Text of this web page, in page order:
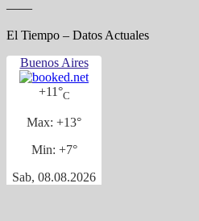
——
El Tiempo – Datos Actuales
Buenos Aires
+11°C
Max: +13°
Min: +7°
Sab, 08.08.2026